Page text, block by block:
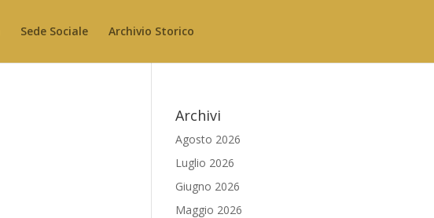
Sede Sociale Archivio Storico
Archivi
Agosto 2026
Luglio 2026
Giugno 2026
Maggio 2026